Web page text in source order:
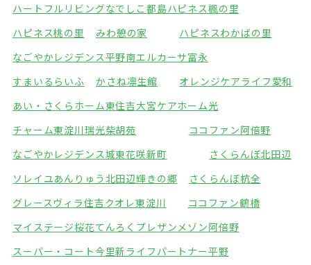
ハートフルリビングなでしこ都島ハピネス楓の里
ハピネス桃の里
みわ憩の家
ハピネスわかばの里
なごやかレジデンス平野南エルカーサ富永
すまいるらいふ
かさね凛生館
オレンジケアライフ愛和
あい・さくらホーム東住吉大宮ケアホーム光
チャーム東淀川瑞光柴胡苑
ココファン阿倍野
なごやかレジデンス城東花咲新町
さくらんぼ北田辺
ソレイユあんりゅう 北田辺輝きの郷
さくらんぼ杭全
グレースヴィラ住吉クオレ東淀川
ココファン鶴橋
マイステージ桜花てんろく プレザンメゾン阿倍野
スーパー・コート今里新ライフパートナー平野